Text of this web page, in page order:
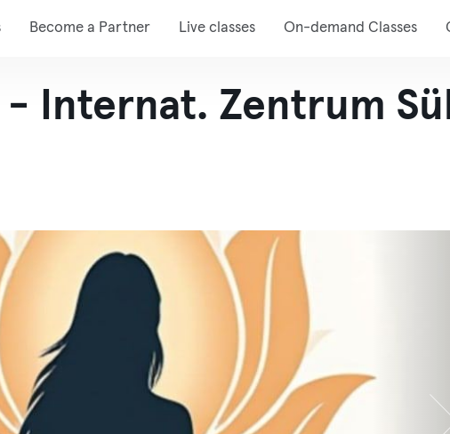
Become a Partner Live classes On-demand Classes
- Internat. Zentrum